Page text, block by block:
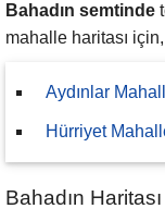
Bahadın semtinde
mahalle haritası
Aydınlar
Hürriyet
Bahadın